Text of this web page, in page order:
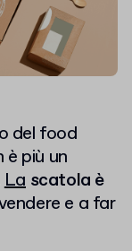
del food
più un
La scatola è
e a far